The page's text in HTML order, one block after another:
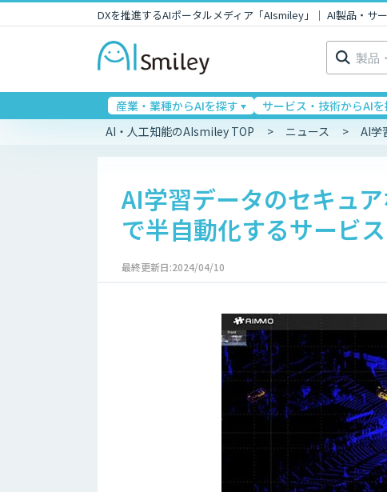
DXを推進するAIポータルメディア「AIsmiley」｜ AI製品・サ
検
索:
産業・業種からAIを探す サービス・技術からAIを
AI・人工知能のAIsmiley TOP ニュース AI学
AI学習データのセキュ
で半自動化するサービ
最終更新日:2024/04/10